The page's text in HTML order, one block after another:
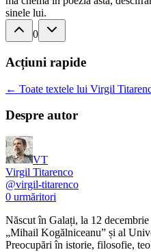
sinele lui.
0
Acțiuni rapide
← Toate textele lui Virgil
Despre autor
VT
Virgil Titarenco
@virgil-titarenco
0 urmăritori
Născut în Galați, la 12
„Mihail Kogălniceanu” și al
Preocupări în istorie, filosofie,